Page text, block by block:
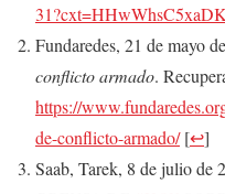
Fundaredes, 21 de mayo
conflicto armado.
https://
de-conflicto-armado/ [↩]
Saab, Tarek, 8 de julio de